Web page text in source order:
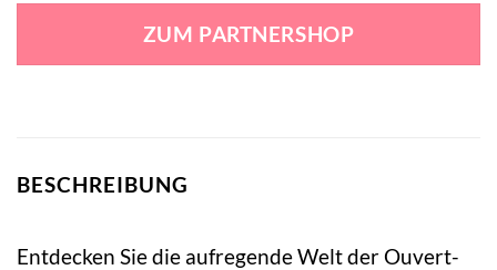
war:
13,99 €
ist:
14,99 €.
ZUM PARTNERSHOP
BESCHREIBUNG
Entdecken Sie die aufregende Welt der Ouvert-